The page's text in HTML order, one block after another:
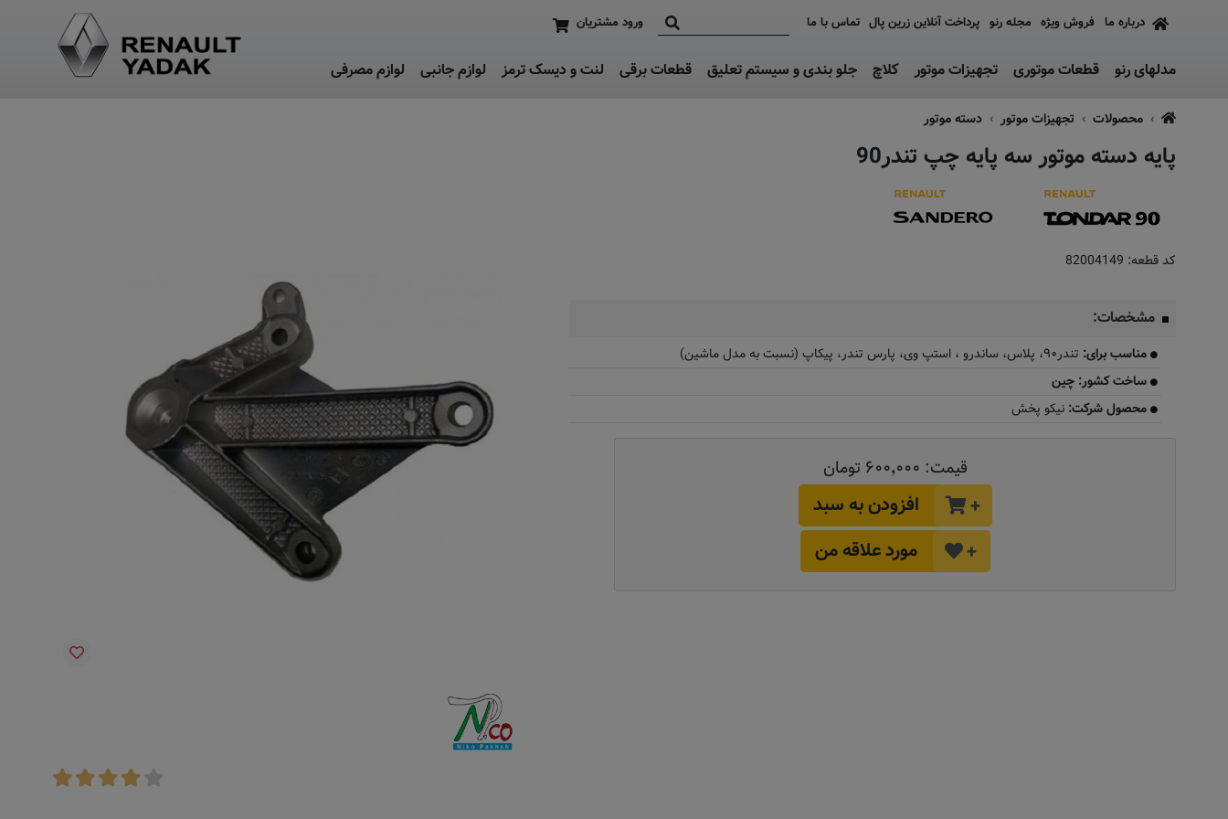
درباره ما فروش ویژه مجله رنو پرداخت آنلاین زرین پال تماس با ما ورود مشتریان
مدلهای رنو قطعات موتوری تجهیزات موتور کلاچ جلو بندی و سیستم تعلیق قطعات برقی لنت و دیسک ترمز لوازم جانبی لوازم مصرفی
محصولات تجهیزات موتور دسته موتور
پایه دسته موتور سه پایه چپ تندر90
کد قطعه: 82004149
مشخصات:
مناسب برای: تندر۹۰، پلاس، ساندرو ، استپ وی، پارس تندر، پیکاپ (نسبت به مدل ماشین)
ساخت کشور: چین
محصول شرکت: نیکو پخش
قیمت: ۶۰۰٬۰۰۰ تومان
+
افزودن به سبد
+
مورد علاقه من